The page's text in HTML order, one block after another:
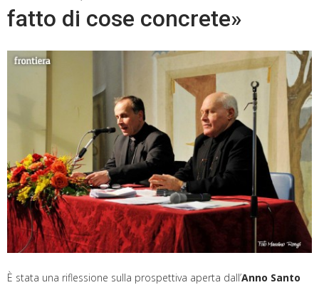
fatto di cose concrete»
È stata una riflessione sulla prospettiva aperta dall’Anno Santo